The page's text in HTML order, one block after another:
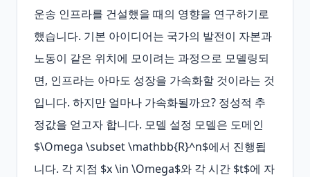
운송 인프라를 건설했을 때의 영향을 연구하기로
했습니다. 기본 아이디어는 국가의 발전이 자본과
노동이 같은 위치에 모이려는 과정으로 모델링되
면, 인프라는 아마도 성장을 가속화할 것이라는 것
입니다. 하지만 얼마나 가속화될까요? 정성적 추
정값을 얻고자 합니다. 모델 설정 모델은 도메인
$\Omega \subset \mathbb{R}^n$에서 진행됩
니다. 각 지점 $x \in \Omega$와 각 시간 $t$에 자